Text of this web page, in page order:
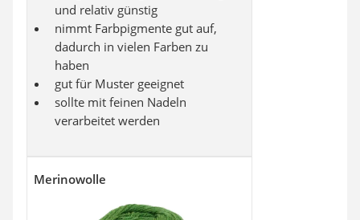
und relativ günstig
nimmt Farbpigmente gut auf,
dadurch in vielen Farben zu
haben
gut für Muster geeignet
sollte mit feinen Nadeln
verarbeitet werden
Merinowolle